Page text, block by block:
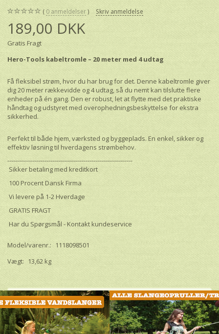
0 anmeldelser Skriv anmeldelse
189,00 DKK
Gratis Fragt
Hero-Tools kabeltromle – 20 meter med 4 udtag
Få fleksibel strøm, hvor du har brug for det. Denne kabeltromle giver
dig 20 meter rækkevidde og 4 udtag, så du nemt kan tilslutte flere
enheder på én gang. Den er robust, let at flytte med det praktiske
håndtag og udstyret med overophedningsbeskyttelse for ekstra
sikkerhed.
Perfekt til både hjem, værksted og byggeplads. En enkel, sikker og
effektiv løsning til hverdagens strømbehov.
----------------------------------------------------------------
Sikker betaling med kreditkort
100 Procent Dansk Firma
Vi levere på 1-2 Hverdage
GRATIS FRAGT
Har du Spørgsmål - Kontakt kundeservice
Model/varenr.:
1118098501
Vægt:
13,62 kg